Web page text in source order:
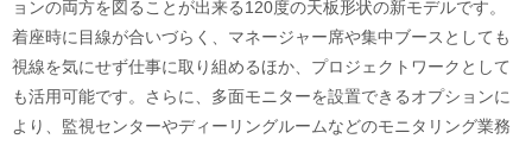
ョンの両方を図ることが出来る120度の天板形状の新モデルです。
着座時に目線が合いづらく、マネージャー席や集中ブースとしても
視線を気にせず仕事に取り組めるほか、プロジェクトワークとして
も活用可能です。さらに、多面モニターを設置できるオプションに
より、監視センターやディーリングルームなどのモニタリング業務